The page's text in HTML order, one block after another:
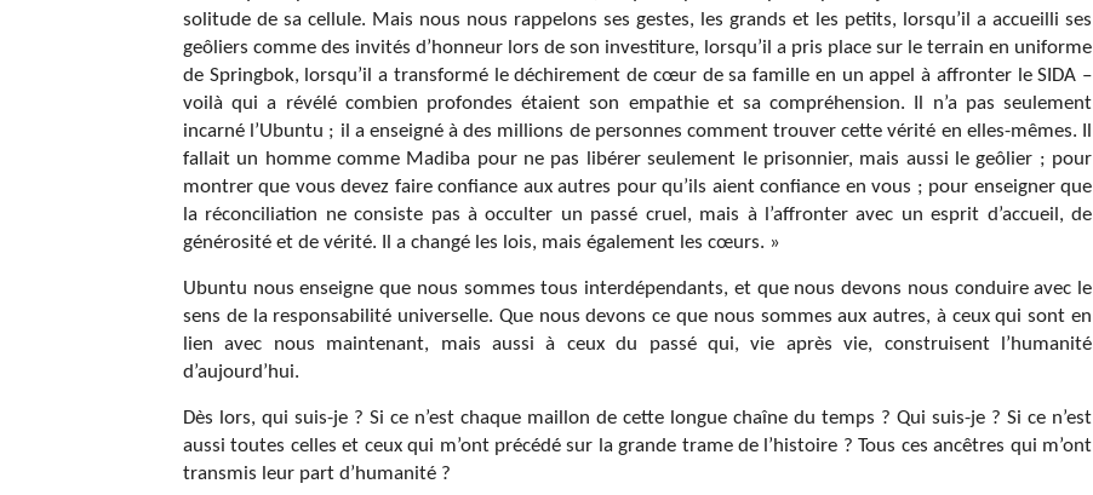
solitude de sa cellule. Mais nous nous rappelons ses gestes, les grands et les petits, lorsqu’il a accueilli ses
geôliers comme des invités d’honneur lors de son investiture, lorsqu’il a pris place sur le terrain en uniforme
de Springbok, lorsqu’il a transformé le déchirement de cœur de sa famille en un appel à affronter le SIDA –
voilà qui a révélé combien profondes étaient son empathie et sa compréhension. Il n’a pas seulement
incarné l’Ubuntu ; il a enseigné à des millions de personnes comment trouver cette vérité en elles-mêmes. Il
fallait un homme comme Madiba pour ne pas libérer seulement le prisonnier, mais aussi le geôlier ; pour
montrer que vous devez faire confiance aux autres pour qu’ils aient confiance en vous ; pour enseigner que
la réconciliation ne consiste pas à occulter un passé cruel, mais à l’affronter avec un esprit d’accueil, de
générosité et de vérité. Il a changé les lois, mais également les cœurs. »
Ubuntu nous enseigne que nous sommes tous interdépendants, et que nous devons nous conduire avec le
sens de la responsabilité universelle. Que nous devons ce que nous sommes aux autres, à ceux qui sont en
lien avec nous maintenant, mais aussi à ceux du passé qui, vie après vie, construisent l’humanité
d’aujourd’hui.
Dès lors, qui suis-je ? Si ce n’est chaque maillon de cette longue chaîne du temps ? Qui suis-je ? Si ce n’est
aussi toutes celles et ceux qui m’ont précédé sur la grande trame de l’histoire ? Tous ces ancêtres qui m’ont
transmis leur part d’humanité ?